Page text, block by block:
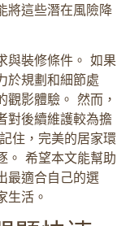
將這些潛在風險降
與裝修條件。 如果
於規劃和細節處
影體驗。 然而，
對後續維護較為擔
住，完美的居家環
。 希望本文能幫助
最適合自己的選
生活。